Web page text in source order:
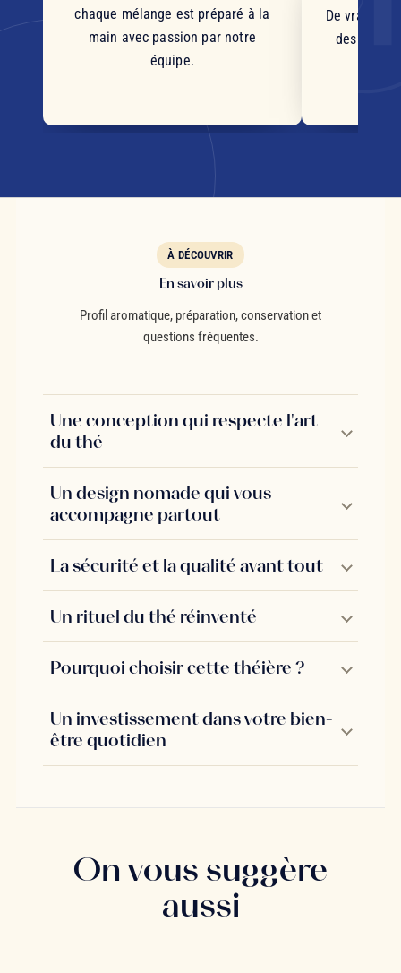
chaque mélange est préparé à la
main avec passion par notre
équipe.
De vrais
des
À DÉCOUVRIR
En savoir plus
Profil aromatique, préparation, conservation et
questions fréquentes.
Une conception qui respecte l'art
du thé
Un design nomade qui vous
accompagne partout
La sécurité et la qualité avant tout
Un rituel du thé réinventé
Pourquoi choisir cette théière ?
Un investissement dans votre bien-
être quotidien
On vous suggère
aussi